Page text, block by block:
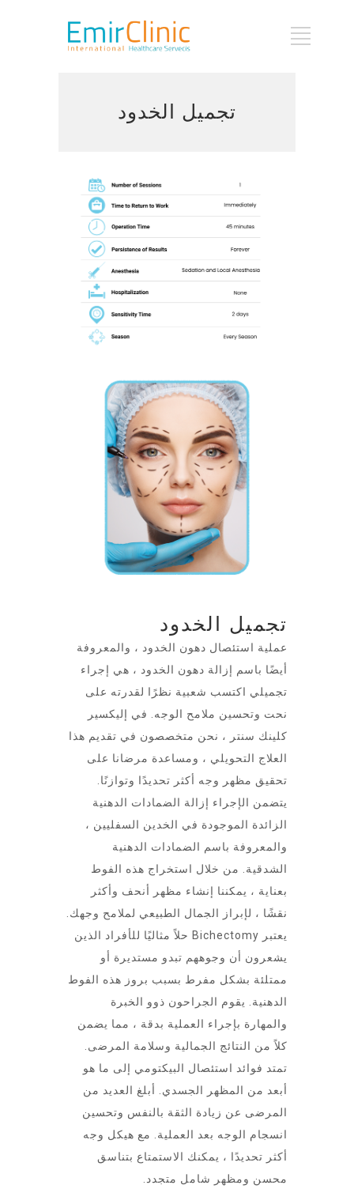
تجميل الخدود
تجميل الخدود
عملية استئصال دهون الخدود ، والمعروفة
أيضًا باسم إزالة دهون الخدود ، هي إجراء
تجميلي اكتسب شعبية نظرًا لقدرته على
نحت وتحسين ملامح الوجه. في إليكسير
كلينك سنتر ، نحن متخصصون في تقديم هذا
العلاج التحويلي ، ومساعدة مرضانا على
تحقيق مظهر وجه أكثر تحديدًا وتوازنًا.
يتضمن الإجراء إزالة الضمادات الدهنية
الزائدة الموجودة في الخدين السفليين ،
والمعروفة باسم الضمادات الدهنية
الشدقية. من خلال استخراج هذه الفوط
بعناية ، يمكننا إنشاء مظهر أنحف وأكثر
نقشًا ، لإبراز الجمال الطبيعي لملامح وجهك.
يعتبر Bichectomy حلاً مثاليًا للأفراد الذين
يشعرون أن وجوههم تبدو مستديرة أو
ممتلئة بشكل مفرط بسبب بروز هذه الفوط
الدهنية. يقوم الجراحون ذوو الخبرة
والمهارة بإجراء العملية بدقة ، مما يضمن
كلاً من النتائج الجمالية وسلامة المرضى.
تمتد فوائد استئصال البيكتومي إلى ما هو
أبعد من المظهر الجسدي. أبلغ العديد من
المرضى عن زيادة الثقة بالنفس وتحسين
انسجام الوجه بعد العملية. مع هيكل وجه
أكثر تحديدًا ، يمكنك الاستمتاع بتناسق
محسن ومظهر شامل متجدد.